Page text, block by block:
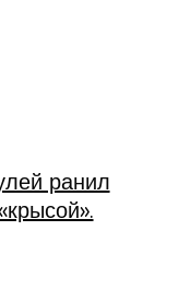
ранил